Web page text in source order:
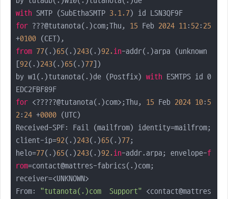
with SMTP (SubEthaSMTP 3.1.7
for ???@tutanota(.)com;Thu, 15 Feb 2024 11:52: 25
+0100
from 77(.)65(.)243(.)92. in-addr(.)arpa (unknown
[92(.)243(.)65(.)77])
by w1(.)tutanota(.)de (Postfix) with ESMTPS id 0
for <?????@tutanota(.)com>;Thu, 15 Feb 2024 10:5
2: 24 +0000 (UTC)
Received-SPF: Fail (mailfrom) identity=mailfrom;
client-ip=92(.)243(.)65(.)77 ;
helo=77(.)65(.)243(.)92. in-addr.arpa; envelope-f
rom=contact@mattres-fabrics(.)com;
receiver=<UNKNOWN>
From: "tutanota(.)com  Support" <contact@mattres